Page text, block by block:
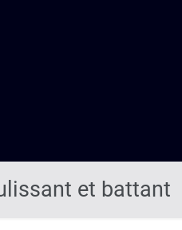
et battant